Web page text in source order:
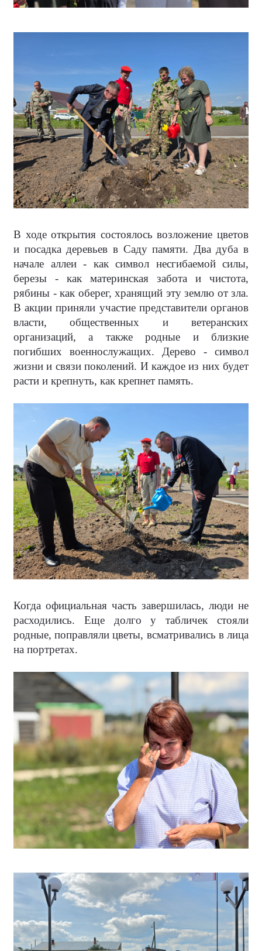
В ходе открытия состоялось возложение цветов
и посадка деревьев в Саду памяти. Два дуба в
начале аллеи - как символ несгибаемой силы,
березы - как материнская забота и чистота,
рябины - как оберег, хранящий эту землю от зла.
В акции приняли участие представители органов
власти, общественных и ветеранских
организаций, а также родные и близкие
погибших военнослужащих. Дерево - символ
жизни и связи поколений. И каждое из них будет
расти и крепнуть, как крепнет память.
Когда официальная часть завершилась, люди не
расходились. Еще долго у табличек стояли
родные, поправляли цветы, всматривались в лица
на портретах.